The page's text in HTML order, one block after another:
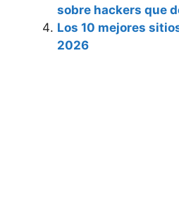
sobre hackers que
Los 10 mejores
2026